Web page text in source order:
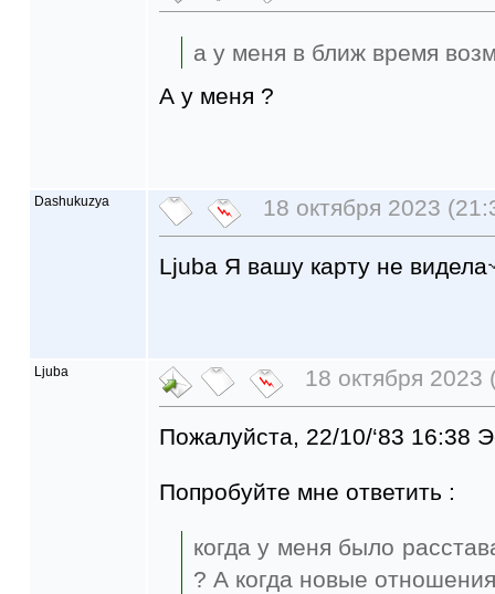
а у меня в ближ время
А у меня ?
Dashukuzya 18 октября 2023
Ljuba Я вашу карту не
Ljuba 18 октября 2023
Пожалуйста, 22/10/‘83 16:38
Попробуйте мне ответить :
когда у меня было
? А когда новые